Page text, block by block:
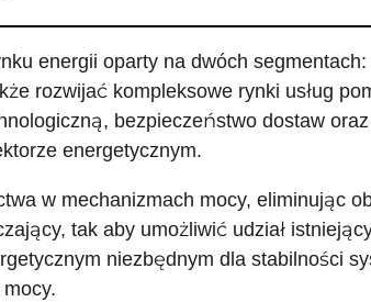
energii oparty na dwóch
rozwijać kompleksowe rynki usług
bezpieczeństwo dostaw
energetycznym.
w mechanizmach mocy, eliminując
tak aby umożliwić udział
niezbędnym dla stabilności